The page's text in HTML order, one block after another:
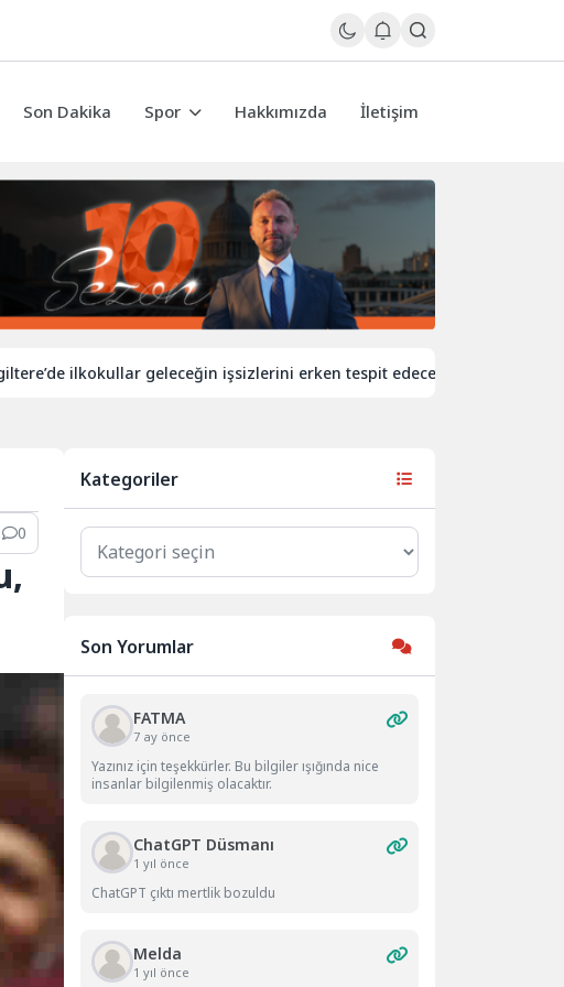
Son Dakika Spor Hakkımızda İletişim
ilkokullar geleceğin işsizlerini erken tespit edecek
0
Kategoriler
Kategoriler
Son Yorumlar
FATMA
7 ay önce
Yazınız için teşekkürler. Bu bilgiler ışığında nice
insanlar bilgilenmiş olacaktır.
ChatGPT Düsmanı
1 yıl önce
ChatGPT çıktı mertlik bozuldu
Melda
1 yıl önce